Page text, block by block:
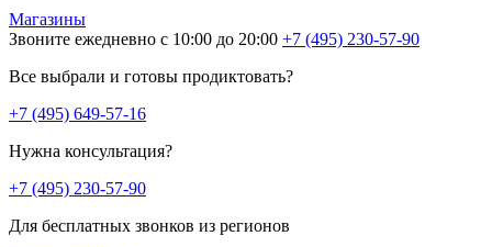
Магазины
Звоните ежедневно с 10:00 до 20:00 +7 (495) 230-57-90
Все выбрали и готовы продиктовать?
+7 (495) 649-57-16
Нужна консультация?
+7 (495) 230-57-90
Для бесплатных звонков из регионов